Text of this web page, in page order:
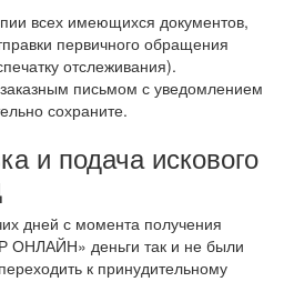
всех имеющихся документов,
первичного обращения
отслеживания).
письмом с уведомлением
сохраните.
и подача искового
дней с момента получения
деньги так и не были
к принудительному